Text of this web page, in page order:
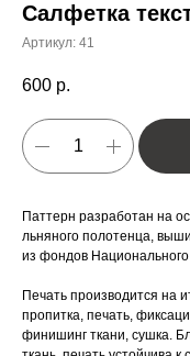
Салфетка
Артикул: 41
600 р.
Паттерн разработан на
льняного полотенца,
из фондов
Печать производится на
пропитка, печать,
финишинг ткани, сушка.